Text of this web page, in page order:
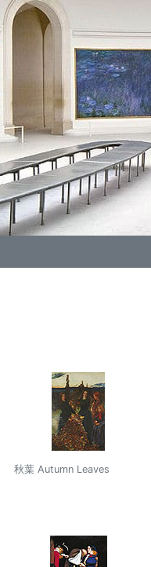
秋葉 Autumn Leaves